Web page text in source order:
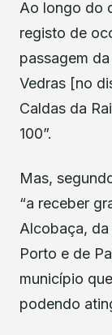
Ao longo do
registo de
passagem
Vedras [no
Caldas da
100”.
Mas,
“a receber
Alcobaça,
Porto e de
município
podendo